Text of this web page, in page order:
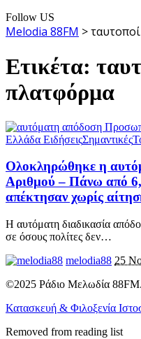
Follow US
Melodia 88FM >
Ετικέτα:
πλατφόρμα
Ελλάδα ΕιδήσειςΣημαντικές
Ολοκληρώθηκε η
Αριθμού – Πάνω από
απέκτησαν χωρίς
Η αυτόματη διαδικασία
σε όσους πολίτες δεν…
melodia88 25
©2025 Ράδιο Μελωδία
Κατασκευή & Φιλοξενία
Removed from reading list